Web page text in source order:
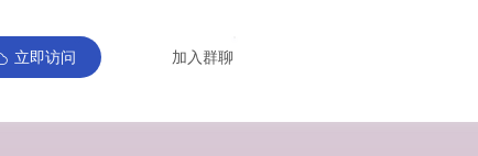
立即访问 加入群聊